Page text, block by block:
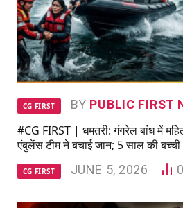
CG FIRST BY PUBLIC FIRST
#CG FIRST | धमतरी: गंगरेल बांध में
एंबुलेंस टीम ने बचाई जान; 5 साल की
CG FIRST JUNE 5, 2026 0